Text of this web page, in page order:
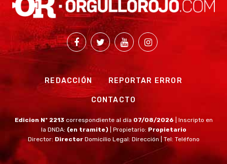
REDACCIÓN REPORTAR ERROR
CONTACTO
Edicion Nº 2213 correspondiente al día 07/08/2026
| Inscripto en
la DNDA: (en tramite) | Propietario: Propietario
Director: Director Domicilio Legal: Dirección | Tel: Teléfono